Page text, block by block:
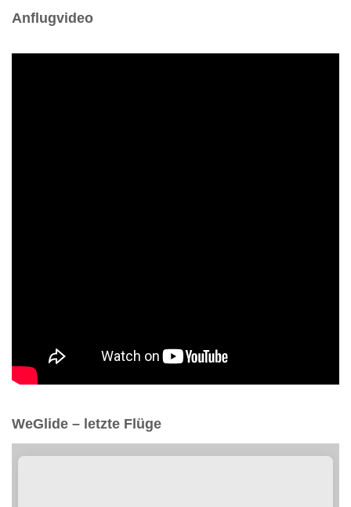
Anflugvideo
WeGlide – letzte Flüge